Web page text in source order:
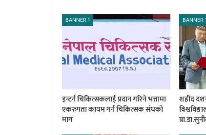
BANNER 1
इन्टर्न चिकित्सकलाई प्रदान गरिने भत्तामा
एकरुपता कायम गर्न चिकित्सक संघको
माग
BANNER 1
शहीद